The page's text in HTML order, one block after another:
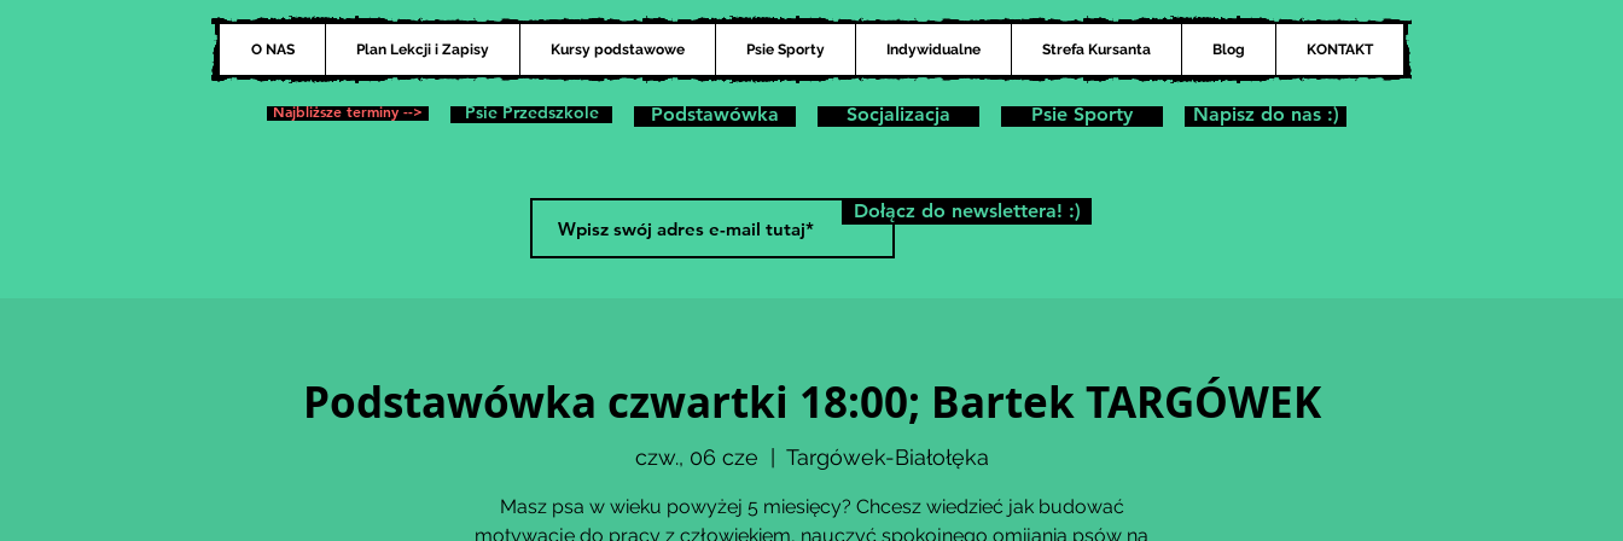
O NAS Plan Lekcji i Zapisy Kursy podstawowe Psie Sporty Indywidualne Strefa Kursanta Blog KONTAKT
Najbliższe terminy --> Psie Przedszkole Podstawówka Socjalizacja Psie Sporty Napisz do nas :)
Podstawówka czwartki 18:00; Bartek TARGÓWEK
czw., 06 cze Targówek-Białołęka
Masz psa w wieku powyżej 5 miesięcy? Chcesz wiedzieć jak budować
motywację do pracy z człowiekiem, nauczyć spokojnego omijania psów na
Dołącz do newslettera! :)